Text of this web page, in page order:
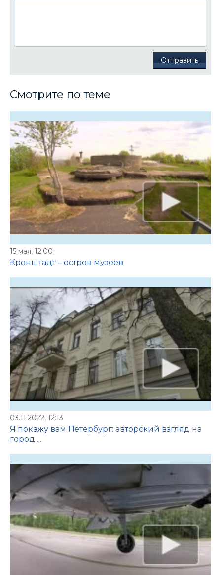
Отправить
Смотрите по теме
15 мая, 12:00
Кронштадт – остров музеев
03.11.2022, 12:13
Я покажу вам Петербург: авторский взгляд на
город ...